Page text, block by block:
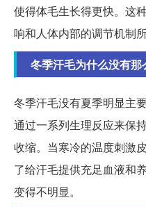
使得体毛生长得更快。这
响和人体内部的调节机制所
冬季汗毛为什么没有那
冬季汗毛没有夏季明显主
通过一系列生理反应来保
收缩。当寒冷的温度刺激
了给汗毛提供充足血液和
变得不明显。